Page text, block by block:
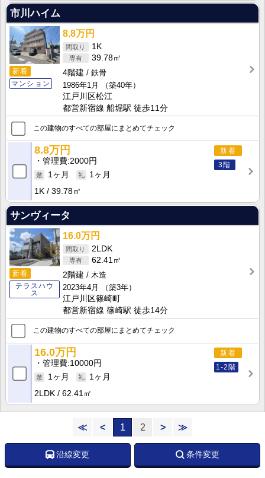
市川ハイム
新着
マンション
8.8万円
1K
39.78㎡
4階建
鉄骨
1986年1月
（築40年）
江戸川区松江
都営新宿線 船堀駅 徒歩11分
この建物のすべての部屋にまとめてチェック
新着
3階
8.8万円
管理費 2000円
1ヶ月
1ヶ月
1K
39.78㎡
サンヴィータ
新着
テラスハウ
ス
16.0万円
2LDK
62.41㎡
2階建
木造
2023年4月
（築3年）
江戸川区篠崎町
都営新宿線 篠崎駅 徒歩14分
この建物のすべての部屋にまとめてチェック
新着
1-2階
16.0万円
管理費 10000円
1ヶ月
1ヶ月
2LDK
62.41㎡
≪ < 1 2 > ≫
沿線変更 条件変更